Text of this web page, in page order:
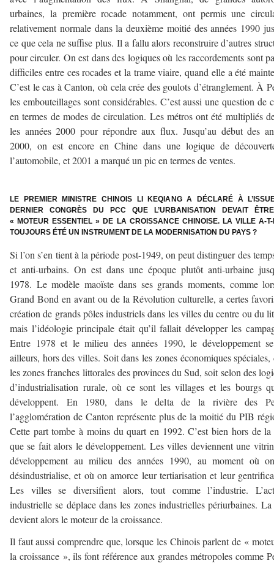
urbaines, la première rocade notamment, ont permis une
relativement normale dans la deuxième moitié des années 1990
ce que cela ne suffise plus. Il a fallu alors reconstruire d’autres
pour circuler. On est dans des logiques où les raccordements sont
difficiles entre ces rocades et la trame viaire, quand elle a été
C’est le cas à Canton, où cela crée des goulots d’étranglement. À
les embouteillages sont considérables. C’est aussi une question de
en termes de modes de circulation. Les métros ont été multipliés
les années 2000 pour répondre aux flux. Jusqu’au début des
2000, on est encore en Chine dans une logique de
l’automobile, et 2001 a marqué un pic en termes de ventes.
LE PREMIER MINISTRE CHINOIS LI KEQIANG A DÉCLARÉ À
DERNIER CONGRÈS DU PCC QUE L’URBANISATION DEVAIT
« MOTEUR ESSENTIEL » DE LA CROISSANCE CHINOISE. LA VILLE A-T-
TOUJOURS ÉTÉ UN INSTRUMENT DE LA MODERNISATION DU PAYS ?
Si l’on s’en tient à la période post-1949, on peut distinguer des
et anti-urbains. On est dans une époque plutôt anti-urbaine
1978. Le modèle maoïste dans ses grands moments, comme
Grand Bond en avant ou de la Révolution culturelle, a certes
création de grands pôles industriels dans les villes du centre ou du
mais l’idéologie principale était qu’il fallait développer les
Entre 1978 et le milieu des années 1990, le développement
ailleurs, hors des villes. Soit dans les zones économiques spéciales,
les zones franches littorales des provinces du Sud, soit selon des
d’industrialisation rurale, où ce sont les villages et les bourgs
développent. En 1980, dans le delta de la rivière des
l’agglomération de Canton représente plus de la moitié du PIB
Cette part tombe à moins du quart en 1992. C’est bien hors de
que se fait alors le développement. Les villes deviennent une
développement au milieu des années 1990, au moment où
désindustrialise, et où on amorce leur tertiarisation et leur
Les villes se diversifient alors, tout comme l’industrie.
industrielle se déplace dans les zones industrielles périurbaines.
devient alors le moteur de la croissance.
Il faut aussi comprendre que, lorsque les Chinois parlent de «
la croissance », ils font référence aux grandes métropoles comme